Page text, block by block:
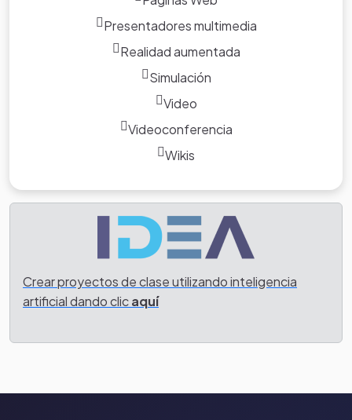
TOTAL
Presentadores multimedia
Realidad aumentada
Simulación
Video
Videoconferencia
Wikis
Crear proyectos de clase utilizando inteligencia
artificial dando clicaquí